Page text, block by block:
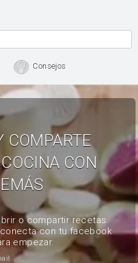
Consejos
COMPARTE
CON
o compartir recetas.
con tu facebook
empezar.